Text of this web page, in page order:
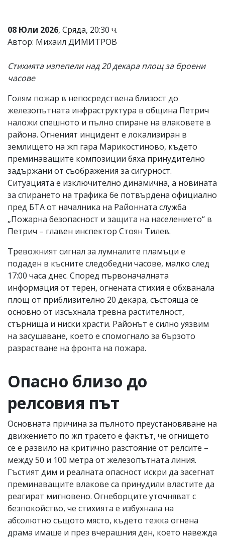
тях!
Ако
откриете
за
вас
коментар,
сигнализирайте
ни!
08 Юли 2026, Сряда, 20:30 ч.
Автор: Михаил ДИМИТРОВ
Стихията изпепели над 20 декара площ за броени
часове
Голям пожар в непосредствена близост до
железопътната инфраструктура в община Петрич
наложи спешното и пълно спиране на влаковете в
района. Огненият инцидент е локализиран в
землището на жп гара Марикостиново, където
преминаващите композиции бяха принудително
задържани от съображения за сигурност.
Ситуацията е изключително динамична, а новината
за спирането на трафика бе потвърдена официално
пред БТА от началника на Районната служба
„Пожарна безопасност и защита на населението“ в
Петрич – главен инспектор Стоян Тилев.
Тревожният сигнал за лумналите пламъци е
подаден в късните следобедни часове, малко след
17:00 часа днес. Според първоначалната
информация от терен, огнената стихия е обхванала
площ от приблизително 20 декара, състояща се
основно от изсъхнала тревна растителност,
стърнища и ниски храсти. Районът е силно уязвим
на засушаване, което е спомогнало за бързото
разрастване на фронта на пожара.
Опасно близо до
релсовия път
Основната причина за пълното преустановяване на
движението по жп трасето е фактът, че огнището
се е развило на критично разстояние от релсите –
между 50 и 100 метра от железопътната линия.
Гъстият дим и реалната опасност искри да засегнат
преминаващите влакове са принудили властите да
реагират мигновено. Огнеборците уточняват с
безпокойство, че стихията е избухнала на
абсолютно същото място, където тежка огнена
драма имаше и през вчерашния ден, което навежда